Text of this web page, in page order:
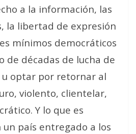
a la información, las
la libertad de expresión
mínimos democráticos
de décadas de lucha de
u optar por retornar al
violento, clientelar,
Y lo que es
país entregado a los